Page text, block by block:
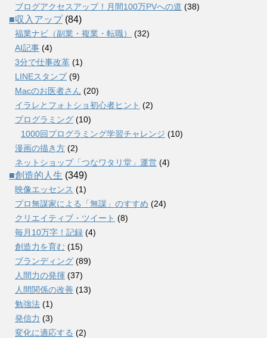
ブログアクセスアップ！月間100万PVへの道 (38)
■収入アップ(84)
福業ナビ（副業・複業・転職）
(32)
AI記事 (4)
3分で仕事改革 (1)
LINEスタンプ(9)
Macのお医者さん (20)
イラレとフォトショ初心者ヒント (2)
プログラミング (10)
1000回プログラミング学習チャレンジ (10)
漫画の描き方 (2)
ネットショップ「つなワタリ堂」運営 (4)
■創造的人生 (349)
映像エッセンス (1)
プロ無謀家による「無謀」のすすめ (24)
クリエイティブ・ツイート (8)
毎月10万字！記録 (4)
創造力を育む (15)
ブランディング (89)
人間力の発揮 (37)
人間関係の改善 (13)
勉強法 (1)
発信力 (3)
変化に適応する (2)